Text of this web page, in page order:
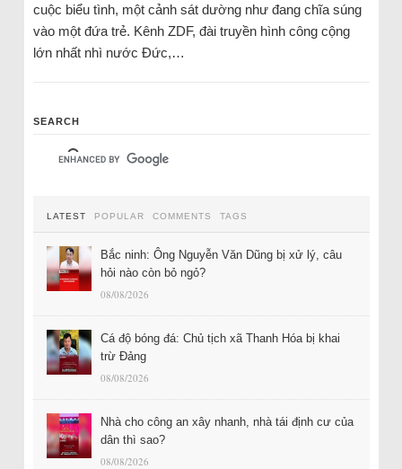
cuộc biểu tình, một cảnh sát dường như đang chĩa súng
vào một đứa trẻ. Kênh ZDF, đài truyền hình công cộng
lớn nhất nhì nước Đức,…
SEARCH
LATEST POPULAR COMMENTS TAGS
Bắc ninh: Ông Nguyễn Văn Dũng bị xử lý, câu
hỏi nào còn bỏ ngỏ?
08/08/2026
Cá độ bóng đá: Chủ tịch xã Thanh Hóa bị khai
trừ Đảng
08/08/2026
Nhà cho công an xây nhanh, nhà tái định cư của
dân thì sao?
08/08/2026